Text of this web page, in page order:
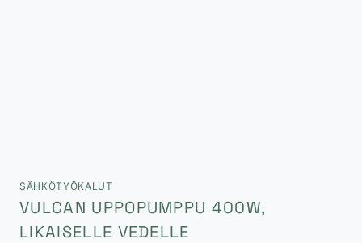
SÄHKÖTYÖKALUT
VULCAN UPPOPUMPPU 400W,
LIKAISELLE VEDELLE